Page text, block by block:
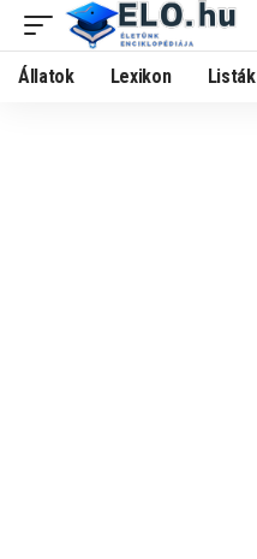
Állatok Lexikon Listák